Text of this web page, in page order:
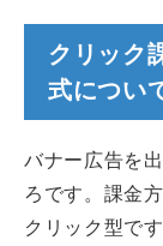
クリック
式につい
バナー広告を
ろです。課金
クリック型で